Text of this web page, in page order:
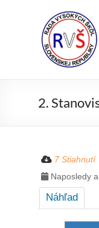
Rada
VŠ
Rada
vysokých
škôl
Slovenskej
2.
7 Stiahnutí
Naposledy
Náhľad